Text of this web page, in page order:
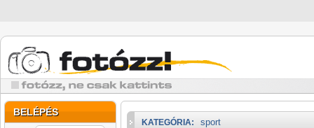
BELÉPÉS
KATEGÓRIA: sport